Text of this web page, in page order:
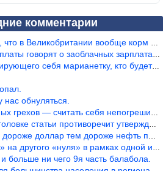
комментарии
в Великобритании вообще корм для живот
говорят о заоблачных зарплатах определё
себя марианетку, кто будет следующим…
нас обнуляться.
— считать себя непогрешимым.
статьи противоречит утверждению &qu
доллар тем дороже нефть продадим.
другого «нуля» в рамках одной и той же с
больше ни чего 9я часть балабола.